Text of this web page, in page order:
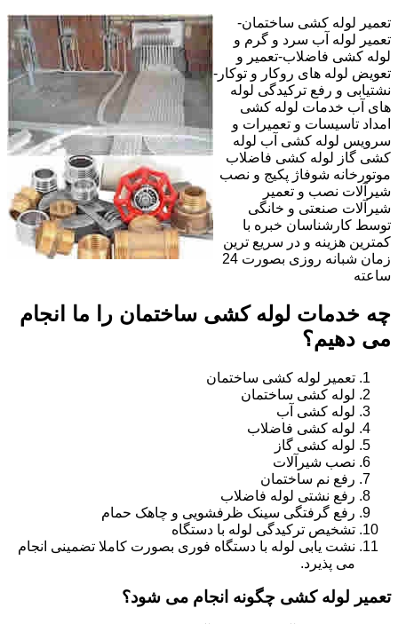
تعمیر لوله کشی ساختمان-
تعمیر لوله آب سرد و گرم و
لوله کشی فاضلاب-تعمیر و
تعویض لوله های روکار و توکار-
نشتیابی و رفع ترکیدگی لوله
های آب خدمات لوله کشی
امداد تاسیسات و تعمیرات و
سرویس لوله کشی آب لوله
کشی گاز لوله کشی فاضلاب
موتورخانه شوفاژ پکیج و نصب
شیرآلات نصب و تعمیر
شیرآلات صنعتی و خانگی
توسط کارشناسان خبره با
کمترین هزینه و در سریع ترین
زمان شبانه روزی بصورت 24
ساعته
چه خدمات لوله کشی ساختمان را ما انجام
می دهیم؟
تعمیر لوله کشی ساختمان
لوله کشی ساختمان
لوله کشی آب
لوله کشی فاضلاب
لوله کشی گاز
نصب شیرآلات
رفع نم ساختمان
رفع نشتی لوله فاضلاب
رفع گرفتگی سینک ظرفشویی و چاهک حمام
تشخیص ترکیدگی لوله با دستگاه
نشت یابی لوله با دستگاه فوری بصورت کاملا تضمینی انجام
می پذیرد.
تعمیر لوله کشی چگونه انجام می شود؟